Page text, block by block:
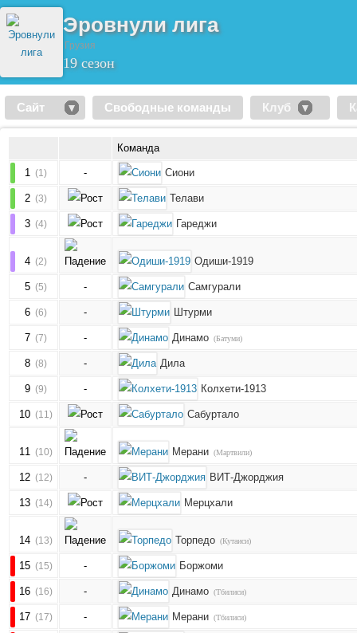
Эровнули лига
Грузия
19 сезон
Сайт Свободные команды Клуб
Команда
1 (1) - Сиони
2 (3) Телави
3 (4) Гареджи
4 (2) Одиши-1919
5 (5) - Самгурали
6 (6) - Штурми
7 (7) - Динамо (Батуми)
8 (8) - Дила
9 (9) - Колхети-1913
10 (11) Сабуртало
11 (10) Мерани (Мартвили)
12 (12) - ВИТ-Джорджия
13 (14) Мерцхали
14 (13) Торпедо (Кутаиси)
15 (15) - Боржоми
16 (16) - Динамо (Тбилиси)
17 (17) - Мерани (Тбилиси)